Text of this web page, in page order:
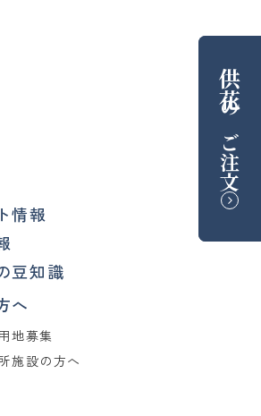
供花
の
ご注文
情報
豆知識
へ
地募集
施設の方へ